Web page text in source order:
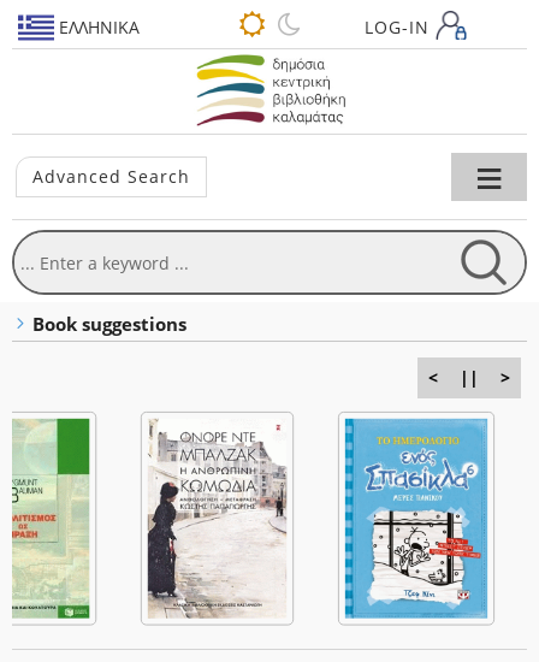
ΕΛΛΗΝΙΚΆ LOG-IN
Advanced Search ≡
Book suggestions
< || >